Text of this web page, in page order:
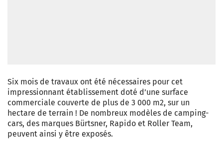
Six mois de travaux ont été nécessaires pour cet
impressionnant établissement doté d’une surface
commerciale couverte de plus de 3 000 m2, sur un
hectare de terrain ! De nombreux modèles de camping-
cars, des marques Bürtsner, Rapido et Roller Team,
peuvent ainsi y être exposés.